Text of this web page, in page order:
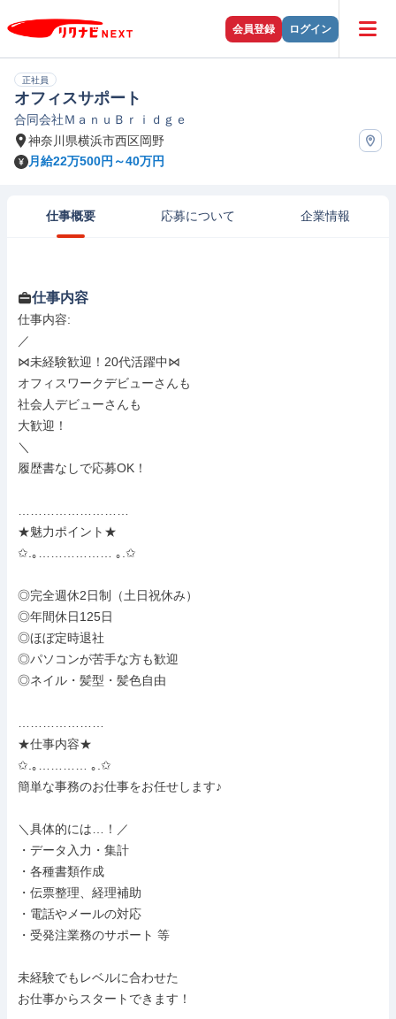
会員登録 ログイン
正社員
オフィスサポート
合同会社ＭａｎｕＢｒｉｄｇｅ
神奈川県横浜市西区岡野
月給22万500円～40万円
仕事概要 応募について 企業情報
仕事内容
仕事内容:
／
⋈未経験歓迎！20代活躍中⋈
オフィスワークデビューさんも
社会人デビューさんも
大歓迎！
＼
履歴書なしで応募OK！
★魅力ポイント★
✩.｡……………… ｡.✩
◎完全週休2日制（土日祝休み）
◎年間休日125日
◎ほぼ定時退社
◎パソコンが苦手な方も歓迎
◎ネイル・髪型・髪色自由
★仕事内容★
✩.｡………… ｡.✩
簡単な事務のお仕事をお任せします♪
＼具体的には…！／
・データ入力・集計
・各種書類作成
・伝票整理、経理補助
・電話やメールの対応
・受発注業務のサポート 等
未経験でもレベルに合わせた
お仕事からスタートできます！